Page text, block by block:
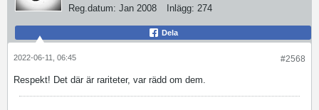
Reg.datum: Jan 2008 Inlägg: 274
Dela
#2568
2022-06-11, 06:45
Respekt! Det där är rariteter, var rädd om dem.